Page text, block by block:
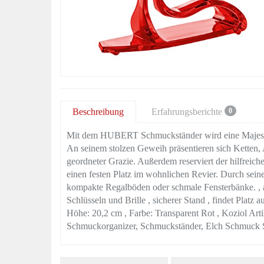
Beschreibung Erfahrungsberichte 0
Mit dem HUBERT Schmuckständer wird eine
An seinem stolzen Geweih präsentieren sich
geordneter Grazie. Außerdem reserviert der
einen festen Platz im wohnlichen Revier. Durch
kompakte Regalböden oder schmale
Schlüsseln und Brille , sicherer Stand , findet Platz
Höhe: 20,2 cm , Farbe: Transparent Rot , Koziol
Schmuckorganizer, Schmuckständer, Elch Schmuck